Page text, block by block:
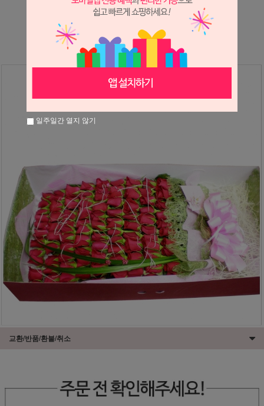
※ 필독해주세요 ※
는 시세 변동에 따라 가격이 달라질 수 있으니
문의 후 주문 바랍니다.
교환/반품/환불/취소
일주일간 열지 않기